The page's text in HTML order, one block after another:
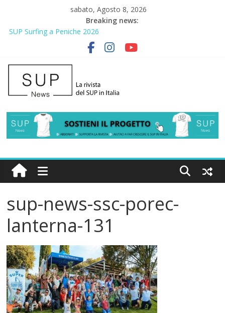
sabato, Agosto 8, 2026
Breaking news:
SUP Surfing a Peniche 2026
AirSUP a Gallico: prima storica gara per Reggio Calabria
Gallico Paddle Fest 2026: sul lungomare di Gallico torna la festa
del SUP
Porto Selvaggio, a lezione di soccorso con la giornata della
prevenzione
2° Urban Sup Trophy: la regata solidale per lo IOR
sup-news-ssc-porec-
lanterna-131